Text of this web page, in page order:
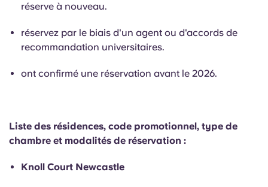
Català
Deutsch
French
réserve à nouveau.
réservez par le biais d'un agent ou d'accords de
recommandation universitaires.
ont confirmé une réservation avant le 2026.
Liste des résidences, code promotionnel, type de
chambre et modalités de réservation :
Knoll Court Newcastle